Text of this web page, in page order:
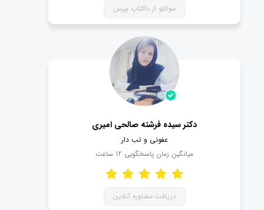
سوالتو از داکتاپ بپرس
دکتر سیده فرشته صالحی امیری
عفونی و تب دار
میانگین زمان پاسخگویی 12 ساعت
دریافت مشاوره آنلاین